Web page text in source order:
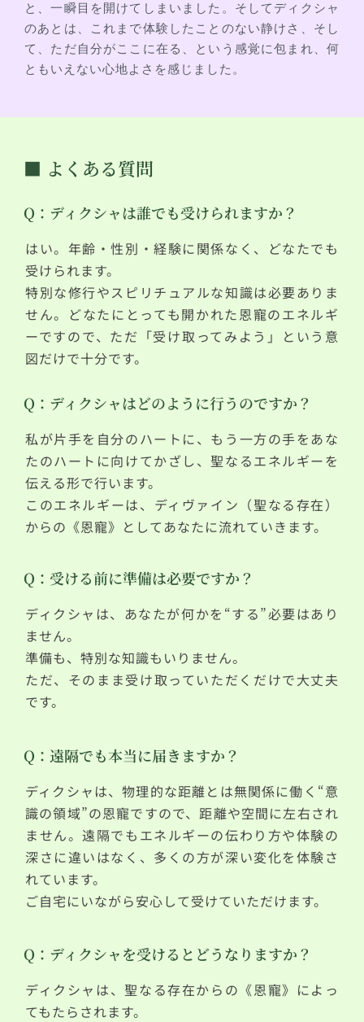
と、一瞬目を開けてしまいました。そしてディクシャ
のあとは、これまで体験したことのない静けさ、そし
て、ただ自分がここに在る、という感覚に包まれ、何
ともいえない心地よさを感じました。
■ よくある質問
Q：ディクシャは誰でも受けられますか？
はい。年齢・性別・経験に関係なく、どなたでも
受けられます。
特別な修行やスピリチュアルな知識は必要ありま
せん。どなたにとっても開かれた恩寵のエネルギ
ーですので、ただ「受け取ってみよう」という意
図だけで十分です。
Q：ディクシャはどのように行うのですか？
私が片手を自分のハートに、もう一方の手をあな
たのハートに向けてかざし、聖なるエネルギーを
伝える形で行います。
このエネルギーは、ディヴァイン（聖なる存在）
からの《恩寵》としてあなたに流れていきます。
Q：受ける前に準備は必要ですか？
ディクシャは、あなたが何かを“する”必要はあり
ません。
準備も、特別な知識もいりません。
ただ、そのまま受け取っていただくだけで大丈夫
です。
Q：遠隔でも本当に届きますか？
ディクシャは、物理的な距離とは無関係に働く“意
識の領域”の恩寵ですので、距離や空間に左右され
ません。遠隔でもエネルギーの伝わり方や体験の
深さに違いはなく、多くの方が深い変化を体験さ
れています。
ご自宅にいながら安心して受けていただけます。
Q：ディクシャを受けるとどうなりますか？
ディクシャは、聖なる存在からの《恩寵》によっ
てもたらされます。